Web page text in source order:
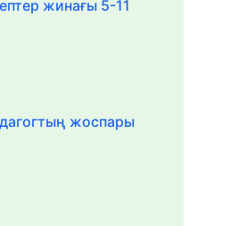
жинағы 5-11
жоспары